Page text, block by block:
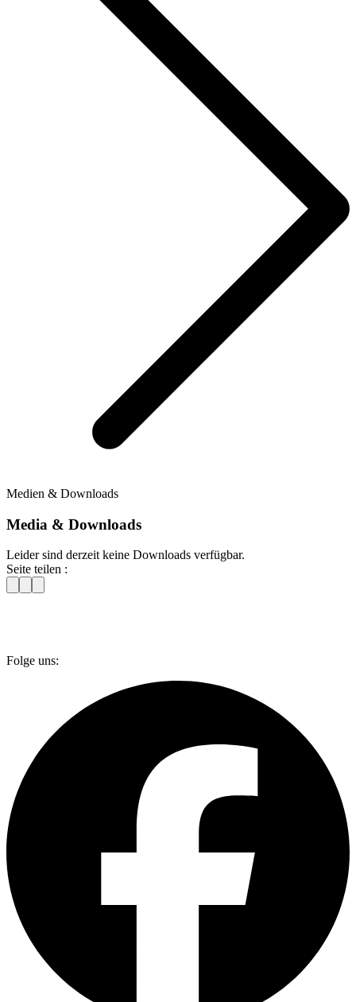
Medien & Downloads
Media & Downloads
Leider sind derzeit keine Downloads verfügbar.
Seite teilen :
Folge uns: